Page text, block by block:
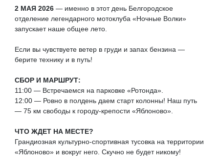
2 МАЯ 2026 — именно в этот день Белгородское
отделение легендарного мотоклуба «Ночные Волки»
запускает наше общее лето.
Если вы чувствуете ветер в груди и запах бензина —
берите технику и в путь!
СБОР И МАРШРУТ:
11:00 — Встречаемся на парковке «Ротонда».
12:00 — Ровно в полдень даем старт колонны! Наш путь
— 75 км свободы к городу-крепости «Яблоново».
ЧТО ЖДЕТ НА МЕСТЕ?
Грандиозная культурно-спортивная тусовка на территории
«Яблоново» и вокруг него. Скучно не будет никому!